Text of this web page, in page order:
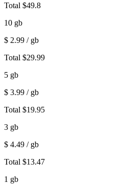
Total $49.8
10 gb
$ 2.99 / gb
Total $29.99
5 gb
$ 3.99 / gb
Total $19.95
3 gb
$ 4.49 / gb
Total $13.47
1 gb